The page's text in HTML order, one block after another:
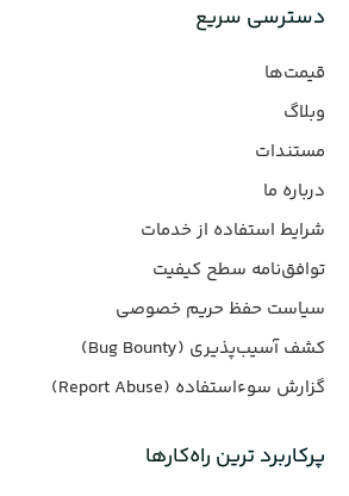
دسترسی سریع
قیمت‌ها
وبلاگ
مستندات
درباره ما
شرایط استفاده از خدمات
توافق‌نامه سطح کیفیت
سیاست حفظ حریم خصوصی
کشف آسیب‌پذیری (Bug Bounty)
گزارش سوءاستفاده (Report Abuse)
پرکاربرد ترین راه‌کارها